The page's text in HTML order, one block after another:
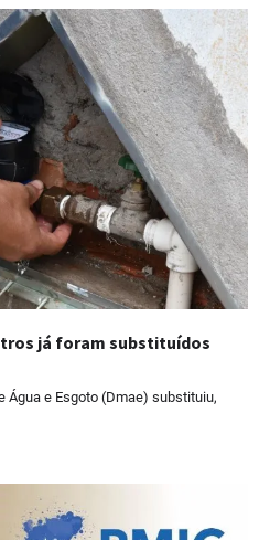
já foram substituídos
Água e Esgoto (Dmae) substituiu,